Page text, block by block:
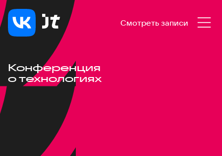
Смотреть записи
Конференция
о технологиях